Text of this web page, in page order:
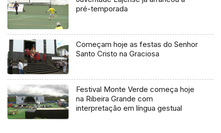
pré-temporada
Começam hoje as festas do Senhor
Santo Cristo na Graciosa
Festival Monte Verde começa hoje
na Ribeira Grande com
interpretação em língua gestual